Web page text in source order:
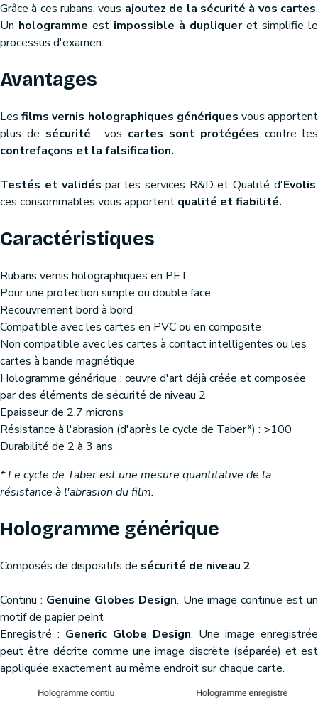
Grâce à ces rubans, vous ajoutez de la sécurité à vos cartes.
Un hologramme est impossible à dupliqueret simplifie le
processus d'examen.
Avantages
Lesfilms vernis holographiques génériques vous apportent
plus de sécurité : vos cartes sont protégées contre les
contrefaçons et la falsification.
Testés et validés par les services R&D et Qualité d'Evolis,
ces consommables vous apportent qualité et fiabilité.
Caractéristiques
Rubans vernis holographiques en PET
Pour une protection simple ou double face
Recouvrement bord à bord
Compatible avec les cartes en PVC ou en composite
Non compatible avec les cartes à contact intelligentes ou les
cartes à bande magnétique
Hologramme générique : œuvre d'art déjà créée et composée
par des éléments de sécurité de niveau 2
Epaisseur de 2.7 microns
Résistance à l'abrasion (d'après le cycle de Taber*) : >100
Durabilité de 2 à 3 ans
* Le cycle de Taber est une mesure quantitative de la
résistance à l'abrasion du film.
Hologramme générique
Composés de dispositifs de sécurité de niveau 2 :
Continu : Genuine Globes Design. Une image continue est un
motif de papier peint
Enregistré : Generic Globe Design. Une image enregistrée
peut être décrite comme une image discrète (séparée) et est
appliquée exactement au même endroit sur chaque carte.